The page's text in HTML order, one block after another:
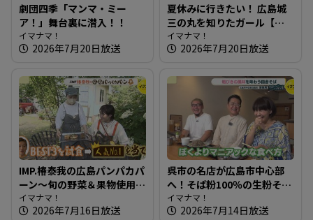
劇団四季「マンマ・ミー
ア！」舞台裏に潜入！！
イマナマ！
2026年7月20日放送
夏休みに行きたい！ 広島城
三の丸を知りたガール【街
ネタ！知りたガール】
イマナマ！
2026年7月20日放送
IMP.椿泰我の広島パンパカパ
ーン～旬の野菜＆果物使用
のパン オリジナリティ満載
のパン屋さんへ
イマナマ！
2026年7月16日放送
呉市の名店が広島市中心部
へ！そば粉100％の生粉そば
～饕餮庵【たまにはそとラ
ンチ】
イマナマ！
2026年7月14日放送